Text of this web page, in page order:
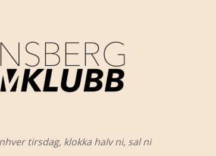
tirsdag, klokka halv ni, sal ni